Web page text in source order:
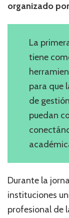
organizado
La
tiene
para que
de
puedan
Durante la
instituciones
profesional de